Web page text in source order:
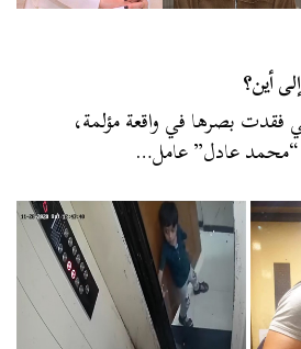
أين؟
فقدت بصرها في واقعة مؤلمة،
“محمد عادل” عامل…